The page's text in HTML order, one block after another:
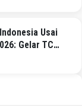
Usai
Gelar TC
2026